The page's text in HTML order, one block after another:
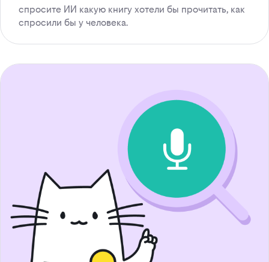
спросите ИИ какую книгу хотели бы прочитать, как
спросили бы у человека.